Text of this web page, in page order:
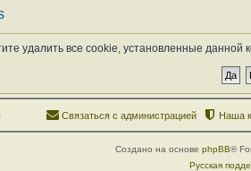
удалить все cookie, установленные данной
Наша
Связаться с администрацией
Создано на основе phpBB®
Русская